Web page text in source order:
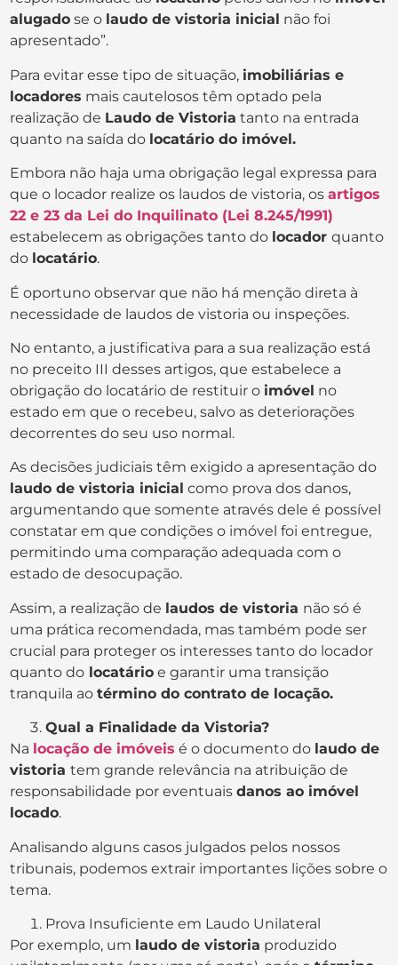
alugado se o laudo de vistoria inicial não foi
apresentado”.
Para evitar esse tipo de situação, imobiliárias e
locadores mais cautelosos têm optado pela
realização de Laudo de Vistoria tanto na entrada
quanto na saída do locatário do imóvel.
Embora não haja uma obrigação legal expressa para
que o locador realize os laudos de vistoria, osartigos
22 e 23 da Lei do Inquilinato (Lei 8.245/1991)
estabelecem as obrigações tanto do locadorquanto
do locatário.
É oportuno observar que não há menção direta à
necessidade de laudos de vistoria ou inspeções.
No entanto, a justificativa para a sua realização está
no preceito III desses artigos, que estabelece a
obrigação do locatário de restituir o imóvel no
estado em que o recebeu, salvo as deteriorações
decorrentes do seu uso normal.
As decisões judiciais têm exigido a apresentação do
laudo de vistoria inicial como prova dos danos,
argumentando que somente através dele é possível
constatar em que condições o imóvel foi entregue,
permitindo uma comparação adequada com o
estado de desocupação.
Assim, a realização de laudos de vistoria não só é
uma prática recomendada, mas também pode ser
crucial para proteger os interesses tanto do locador
quanto do locatário e garantir uma transição
tranquila aotérmino do contrato de locação.
Qual a Finalidade da Vistoria?
Na locação de imóveis é o documento do laudo de
vistoriatem grande relevância na atribuição de
responsabilidade por eventuaisdanos ao imóvel
locado.
Analisando alguns casos julgados pelos nossos
tribunais, podemos extrair importantes lições sobre o
tema.
Prova Insuficiente em Laudo Unilateral
Por exemplo, um laudo de vistoria produzido